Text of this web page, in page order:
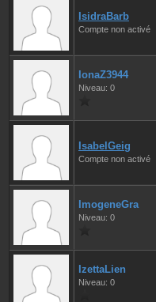
IsidraBarb
Compte non activé
IonaZ3944
Niveau: 0
IsabelGeig
Compte non activé
ImogeneGra
Niveau: 0
IzettaLien
Niveau: 0